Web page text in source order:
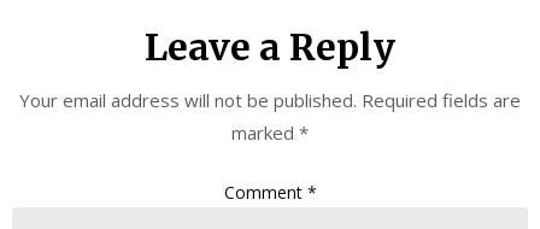
Leave a Reply
Your email address will not be published. Required fields are
marked *
Comment *